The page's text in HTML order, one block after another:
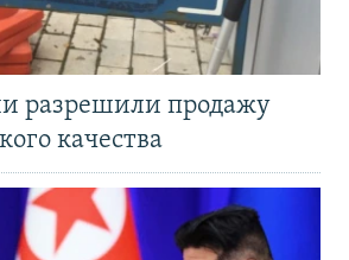
разрешили продажу
качества